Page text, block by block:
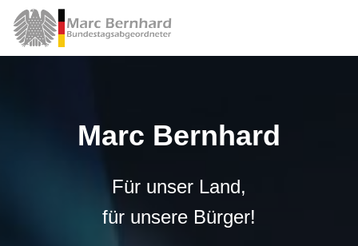
Marc Bernhard
Für unser Land,
für unsere Bürger!